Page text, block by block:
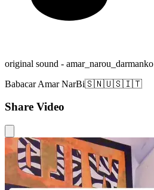
original sound - amar_narou_darmanko
Babacar Amar NarBi🇸🇳🇺🇸🇮🇹
Share Video